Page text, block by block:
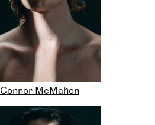
Connor McMahon